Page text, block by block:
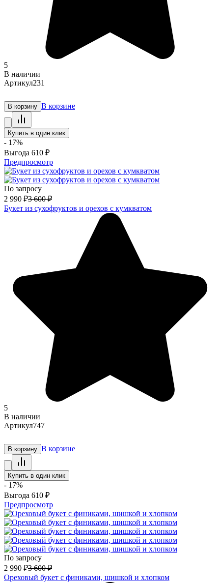
5
В наличии
Артикул231
В корзину В корзине
Купить в один клик
- 17%
Выгода 610 ₽
Предпросмотр
По запросу
2 990 ₽3 600 ₽
Букет из сухофруктов и орехов с кумкватом
5
В наличии
Артикул747
В корзину В корзине
Купить в один клик
- 17%
Выгода 610 ₽
Предпросмотр
По запросу
2 990 ₽3 600 ₽
Ореховый букет с финиками, шишкой и хлопком